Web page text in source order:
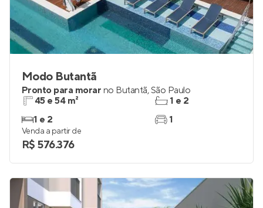
Modo Butantã
Pronto para morar no Butantã,São Paulo
45 e 54 m²
1 e 2
1 e 2
1
Venda a partir de
R$ 576.376